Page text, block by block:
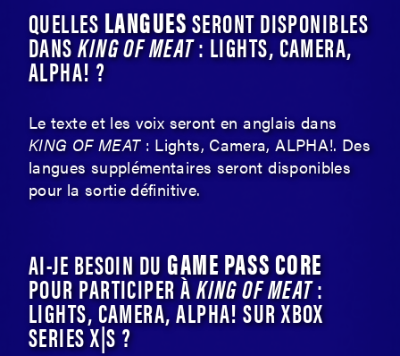
QUELLESLANGUESSERONT DISPONIBLES
DANSKING OF MEAT: LIGHTS, CAMERA,
ALPHA! ?
Le texte et les voix seront en anglais dans
KING OF MEAT: Lights, Camera, ALPHA!. Des
langues supplémentaires seront disponibles
pour la sortie définitive.
AI-JE BESOIN DUGAME PASS CORE
POUR PARTICIPER ÀKING OF MEAT:
LIGHTS, CAMERA, ALPHA! SUR XBOX
SERIES X|S ?